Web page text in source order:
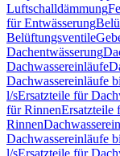
Luftschalldämmung
für Entwässerung
Belüftungsventile
Dachentwässerung
Dachwassereinläufe
Dachwassereinläufe
l/sErsatzteile für
für RinnenErsatzteile
Rinnen
Dachwassereinläufe
l/sErsatzteile für